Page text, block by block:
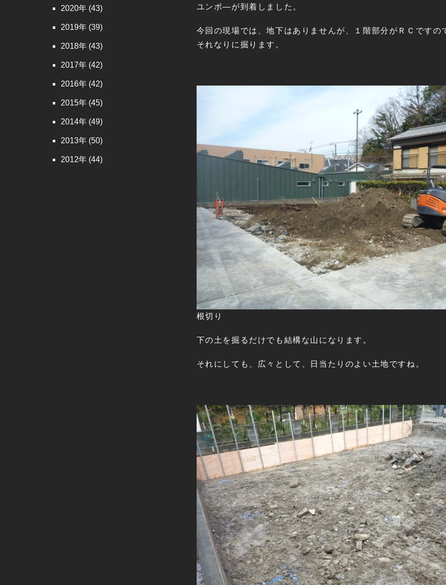
ユンボ―が到着しました。
今回の現場では、地下はありませんが、１階部分がＲＣですの
それなりに掘ります。
根切り
下の土を掘るだけでも結構な山になります。
それにしても、広々として、日当たりのよい土地ですね。
2020 (43)
2019 (39)
2018 (43)
2017 (42)
2016 (42)
2015 (45)
2014 (49)
2013 (50)
2012 (44)